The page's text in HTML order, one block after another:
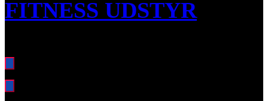
FITNESS UDSTYR
Bare endnu et fitness websted